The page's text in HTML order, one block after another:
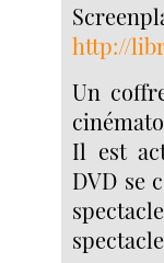
http://
Un
Il est
DVD se